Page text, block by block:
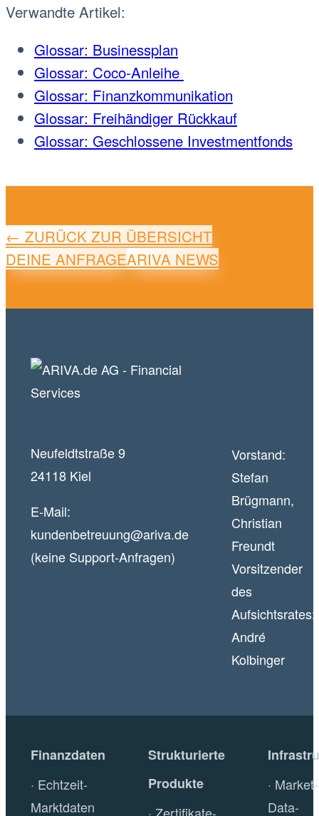
Verwandte Artikel:
Glossar: Businessplan
Glossar: Coco-Anleihe
Glossar: Finanzkommunikation
Glossar: Freihändiger Rückkauf
Glossar: Geschlossene Investmentfonds
← ZURÜCK ZUR ÜBERSICHT
DEINE ANFRAGEARIVA NEWS
Neufeldtstraße 9
24118 Kiel
E-Mail:
kundenbetreuung@ariva.de
(keine Support-Anfragen)
Vorstand:
Stefan
Brügmann,
Christian
Freundt
Vorsitzender
des
Aufsichtsrates:
André
Kolbinger
Finanzdaten
Echtzeit-
Marktdaten
Strukturierte
Produkte
Zertifikate-
Market-
Data-